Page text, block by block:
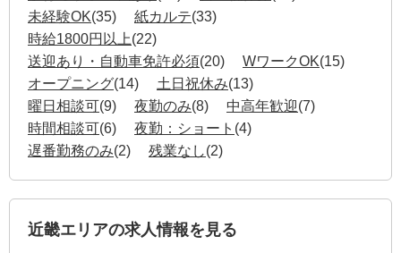
未経験OK(35) 紙カルテ(33)
時給1800円以上(22)
送迎あり・自動車免許必須(20) WワークOK(15)
オープニング(14) 土日祝休み(13)
曜日相談可(9) 夜勤のみ(8) 中高年歓迎(7)
時間相談可(6) 夜勤：ショート (4)
遅番勤務のみ(2) 残業なし(2)
近畿エリアの求人情報を見る